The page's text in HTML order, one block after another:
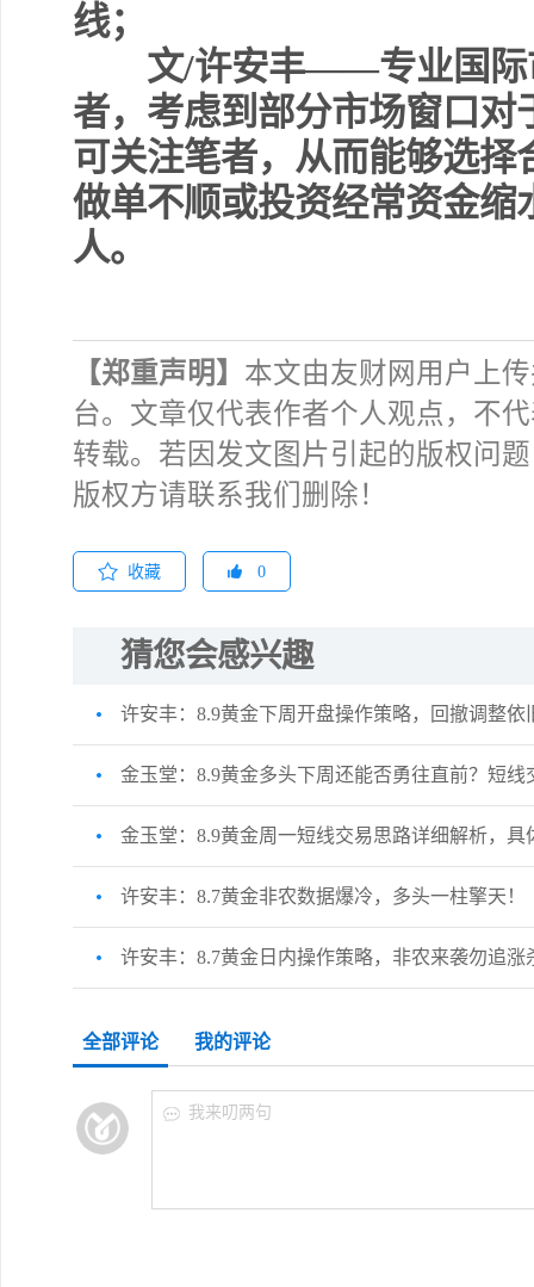
线；
文/许安丰——专业国际
者，考虑到部分市场窗口
可关注笔者，从而能够选
做单不顺或投资经常资金
人。
【郑重声明】 本文由友财网用户上
台。文章仅代表作者个人观点，不
转载。若因发文图片引起的版权问
版权方请联系我们删除！
收藏 0
猜您会感兴趣
许安丰：8.9黄金下周开盘操作策略，回撤调整依
金玉堂：8.9黄金多头下周还能否勇往直前？短线
金玉堂：8.9黄金周一短线交易思路详细解析，具
许安丰：8.7黄金非农数据爆冷，多头一柱擎天！
许安丰：8.7黄金日内操作策略，非农来袭勿追涨
全部评论 我的评论
我来叨两句